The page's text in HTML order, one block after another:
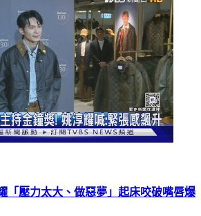
「壓力太大、做惡夢」起床咬破嘴唇爆